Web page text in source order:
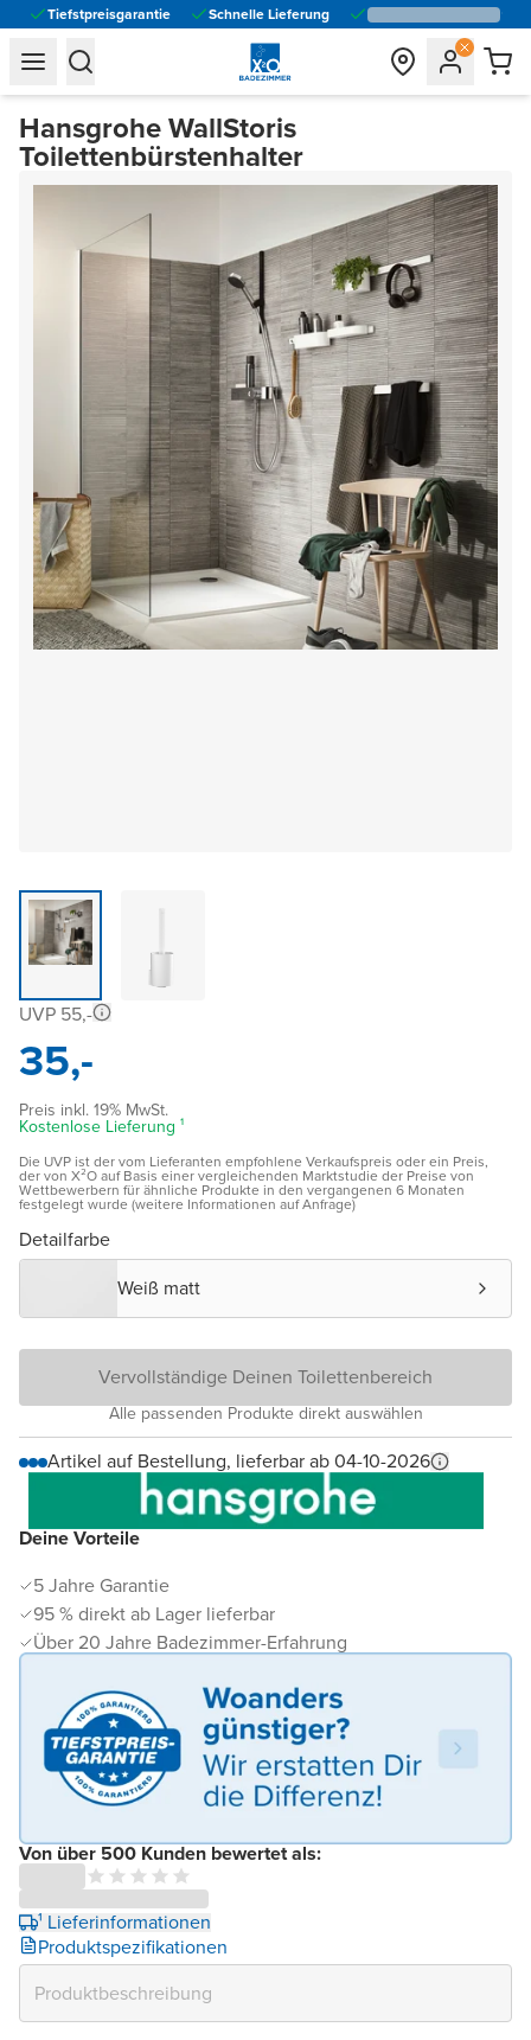
Tiefstpreisgarantie Schnelle Lieferung
general.navigation.toggle_menu.label
general.navigation.toggle_menu.label
Hansgrohe WallStoris
Toilettenbürstenhalter
Deine Vorteile
5 Jahre Garantie
95 % direkt ab Lager lieferbar
Über 20 Jahre Badezimmer-Erfahrung
Von über 500 Kunden bewertet als:
¹ Lieferinformationen
Produktspezifikationen
UVP 55,-
35,-
Preis inkl. 19% MwSt.
Kostenlose Lieferung ¹
Die UVP ist der vom Lieferanten empfohlene Verkaufspreis oder ein Preis,
der von X²O auf Basis einer vergleichenden Marktstudie der Preise von
Wettbewerbern für ähnliche Produkte in den vergangenen 6 Monaten
festgelegt wurde (weitere Informationen auf Anfrage)
Detailfarbe
Weiß matt
Vervollständige Deinen Toilettenbereich
Alle passenden Produkte direkt auswählen
Artikel auf Bestellung, lieferbar ab 04-10-2026